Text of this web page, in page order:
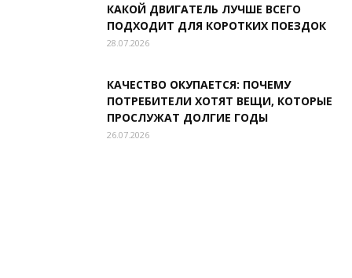
КАКОЙ ДВИГАТЕЛЬ ЛУЧШЕ ВСЕГО
ПОДХОДИТ ДЛЯ КОРОТКИХ ПОЕЗДОК
28.07.2026
КАЧЕСТВО ОКУПАЕТСЯ: ПОЧЕМУ
ПОТРЕБИТЕЛИ ХОТЯТ ВЕЩИ, КОТОРЫЕ
ПРОСЛУЖАТ ДОЛГИЕ ГОДЫ
26.07.2026